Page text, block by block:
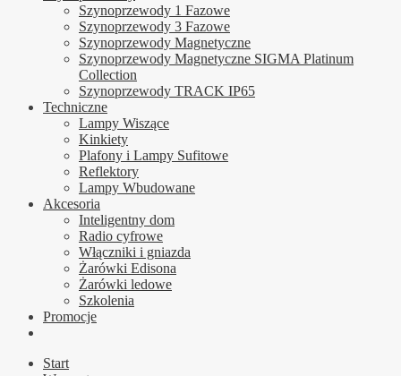
Szynoprzewody 1 Fazowe
Szynoprzewody 3 Fazowe
Szynoprzewody Magnetyczne
Szynoprzewody Magnetyczne SIGMA Platinum
Collection
Szynoprzewody TRACK IP65
Techniczne
Lampy Wiszące
Kinkiety
Plafony i Lampy Sufitowe
Reflektory
Lampy Wbudowane
Akcesoria
Inteligentny dom
Radio cyfrowe
Włączniki i gniazda
Żarówki Edisona
Żarówki ledowe
Szkolenia
Promocje
Start